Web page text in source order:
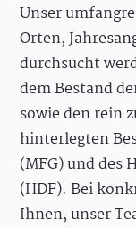
Unser
Orten,
durchsucht
dem Bestand
sowie den rein
hinterlegten
(MFG) und des
(HDF). Bei
Ihnen, unser